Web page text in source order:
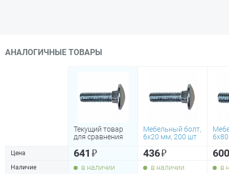
АНАЛОГИЧНЫЕ ТОВАРЫ
Текущий товар
для сравнения
Мебельный болт,
6х20 мм, 200 шт
Цена 641 ₽ 436₽
Наличие в наличии в наличии в